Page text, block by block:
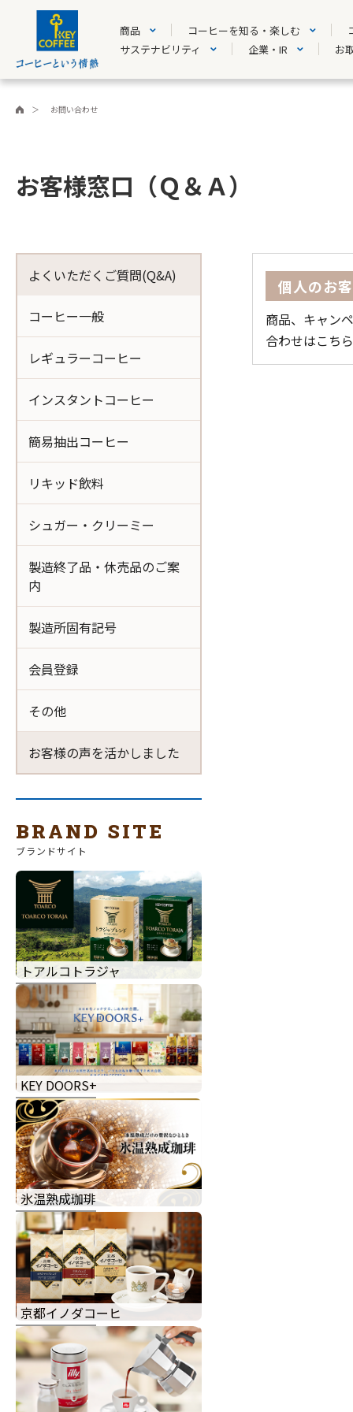
商品 コーヒーを知る・楽しむ
サステナビリティ
企業・IR お
お問い合わせ
お客様窓口（Ｑ＆Ａ）
よくいただくご質問(Q&A)
コーヒー一般
レギュラーコーヒー
インスタントコーヒー
簡易抽出コーヒー
リキッド飲料
シュガー・クリーミー
製造終了品・休売品のご案
内
製造所固有記号
会員登録
その他
お客様の声を活かしました
BRAND SITE
ブランドサイト
トアルコトラジャ
KEY DOORS+
氷温熟成珈琲
京都イノダコーヒ
個人のお
商品、キャン
合わせはこち